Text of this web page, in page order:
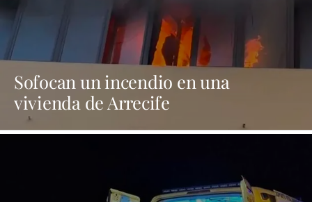
Sofocan un incendio en una
vivienda de Arrecife